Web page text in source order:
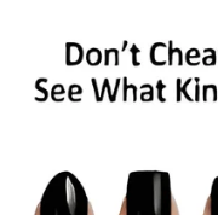
Kako se približava
intenzivnija. Za
način na koji gledaju